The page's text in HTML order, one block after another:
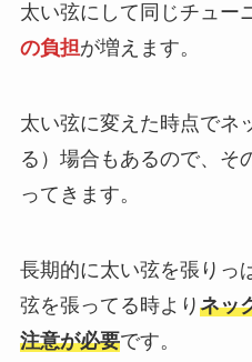
太い弦にして同じチュー
の負担が増えます。
太い弦に変えた時点でネ
る）場合もあるので、そ
ってきます。
長期的に太い弦を張りっ
弦を張ってる時より ネッ
注意が必要です。